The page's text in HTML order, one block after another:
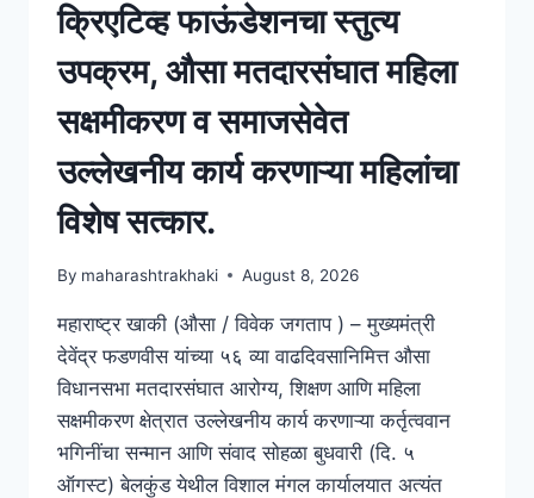
क्रिएटिव्ह फाऊंडेशनचा स्तुत्य
उपक्रम, औसा मतदारसंघात महिला
सक्षमीकरण व समाजसेवेत
उल्लेखनीय कार्य करणाऱ्या महिलांचा
विशेष सत्कार.
By maharashtrakhaki August 8, 2026
महाराष्ट्र खाकी (औसा / विवेक जगताप ) – मुख्यमंत्री
देवेंद्र फडणवीस यांच्या ५६ व्या वाढदिवसानिमित्त औसा
विधानसभा मतदारसंघात आरोग्य, शिक्षण आणि महिला
सक्षमीकरण क्षेत्रात उल्लेखनीय कार्य करणाऱ्या कर्तृत्ववान
भगिनींचा सन्मान आणि संवाद सोहळा बुधवारी (दि. ५
ऑगस्ट) बेलकुंड येथील विशाल मंगल कार्यालयात अत्यंत